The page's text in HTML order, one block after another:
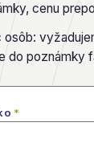
cenu
osôb:
do poznámky
*